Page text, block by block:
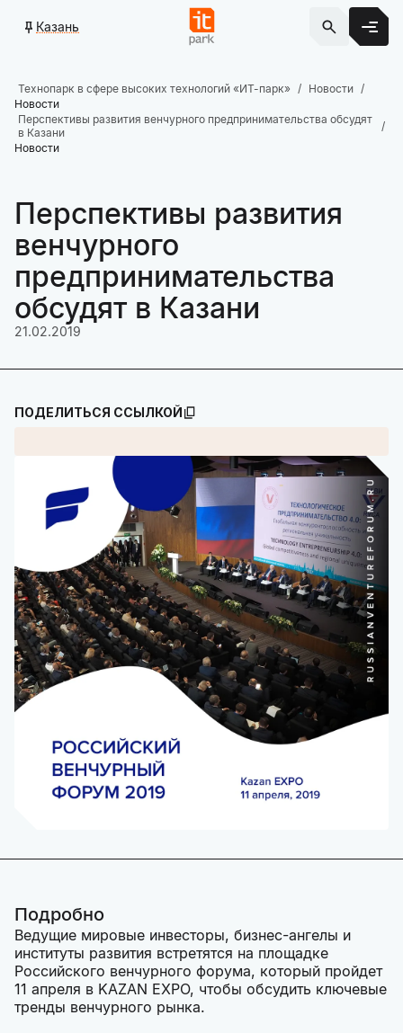
Казань
Технопарк в сфере высоких технологий «ИТ-парк»
Новости
Новости
Перспективы развития венчурного предпринимательства обсудят
в Казани
Новости
Перспективы развития
венчурного
предпринимательства
обсудят в Казани
21.02.2019
ПОДЕЛИТЬСЯ ССЫЛКОЙ
Подробно
Ведущие мировые инвесторы, бизнес-ангелы и
институты развития встретятся на площадке
Российского венчурного форума, который пройдет
11 апреля в KAZAN EXPO, чтобы обсудить ключевые
тренды венчурного рынка.